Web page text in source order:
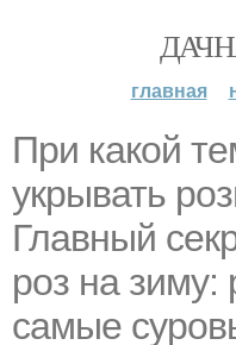
главная
При какой
укрывать
Главный
роз на
самые